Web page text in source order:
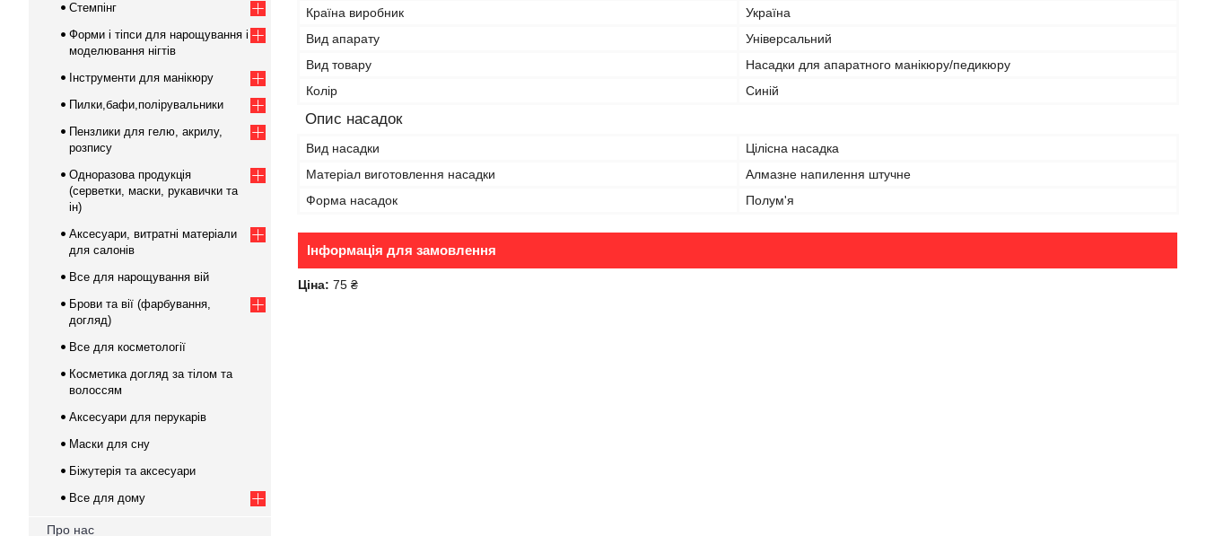
Країна виробник
Україна
Вид апарату
Універсальний
Вид товару
Насадки для апаратного манікюру/педикюру
Колір
Синій
Опис насадок
Вид насадки
Цілісна насадка
Матеріал виготовлення насадки
Алмазне напилення штучне
Форма насадок
Полум'я
Інформація для замовлення
Ціна: 75 ₴
Стемпінг
Форми і тіпси для нарощування і
моделювання нігтів
Інструменти для манікюру
Пилки,бафи,полірувальники
Пензлики для гелю, акрилу,
розпису
Одноразова продукція
(серветки, маски, рукавички та
ін)
Аксесуари, витратні матеріали
для салонів
Все для нарощування вій
Брови та вії (фарбування,
догляд)
Все для косметології
Косметика догляд за тілом та
волоссям
Аксесуари для перукарів
Маски для сну
Біжутерія та аксесуари
Все для дому
Про нас